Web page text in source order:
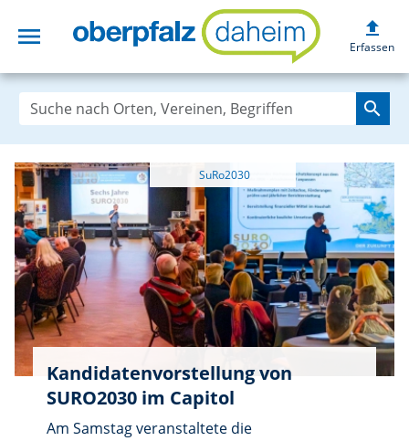
menu upload
Erfassen
search
SuRo2030
Kandidatenvorstellung von
SURO2030 im Capitol
Am Samstag veranstaltete die